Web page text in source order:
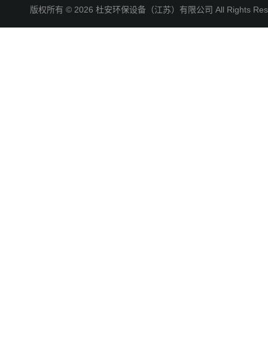
版权所有 © 2026 杜安环保设备（江苏）有限公司 All Rights